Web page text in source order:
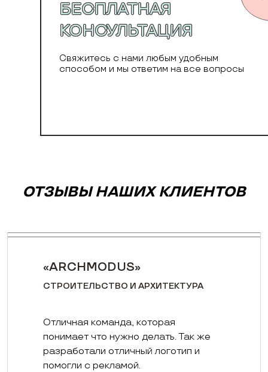
БЕСПЛАТНАЯ
КОНСУЛЬТАЦИЯ
Свяжитесь с нами любым удобным
способом и мы ответим на все вопросы
ОТЗЫВЫ НАШИХ КЛИЕНТОВ
«ARCHMODUS»
СТРОИТЕЛЬСТВО И АРХИТЕКТУРА
Отличная команда, которая
понимает что нужно делать. Так же
разработали отличный логотип и
помогли с рекламой.